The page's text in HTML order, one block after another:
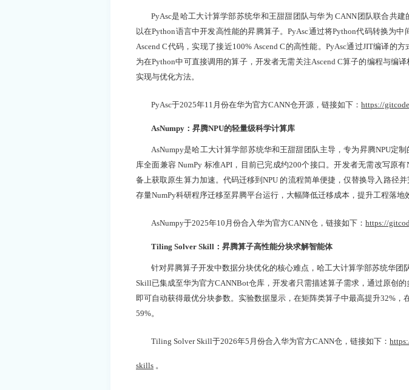
PyAsc是哈工大计算学部苏统华和王甜甜团队与华为 CANN团队联合共
以在Python语言中开发高性能的昇腾算子。PyAsc通过将Python代码转换为中
Ascend C代码，实现了接近100% Ascend C的高性能。PyAsc通过JIT编译的
为在Python中可直接调用的算子，开发者无需关注Ascend C算子的编程与编
实现与优化方法。
PyAsc于2025年11月份在华为官方CANN仓开源，链接如下：https://
AsNumpy：昇腾NPU的轻量级科学计算库
AsNumpy是哈工大计算学部苏统华和王甜甜团队主导，专为昇腾NPU定
库全面兼容 NumPy 标准API，目前已完成约200个接口。开发者无需改写原
备上获取原生算力加速。代码迁移到NPU 的流程简单便捷，仅替换导入路径
存量NumPy科研程序迁移至昇腾平台运行，大幅降低迁移成本，提升工程落地
AsNumpy于2025年10月份合入华为官方CANN仓，链接如下：https://
Tiling Solver Skill：昇腾算子高性能分块求解智能体
针对昇腾算子开发中数据分块优化的核心难点，哈工大计算学部苏统华团
Skill已集成至华为官方CANNBot仓库，开发者只需描述算子需求，通过原创
即可自动获得最优分块参数。实验数据显示，在矩阵类算子中最高提升32%，
59%。
Tiling Solver Skill于2026年5月份合入华为官方CANN仓，链接如下：
skills 。